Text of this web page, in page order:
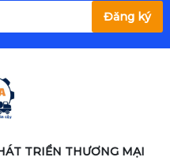
Đăng ký
TRIỂN THƯƠNG MẠI